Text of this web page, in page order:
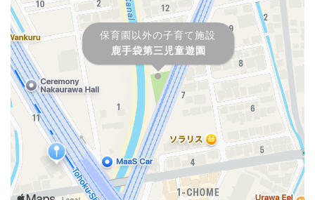
保育園以外の子育て施設
鹿手袋第三児童遊園